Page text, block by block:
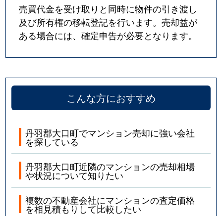
売買代金を受け取りと同時に物件の引き渡し
及び所有権の移転登記を行います。売却益が
ある場合には、確定申告が必要となります。
こんな方におすすめ
丹羽郡大口町でマンション売却に強い会社
を探している
丹羽郡大口町近隣のマンションの売却相場
や状況について知りたい
複数の不動産会社にマンションの査定価格
を相見積もりして比較したい